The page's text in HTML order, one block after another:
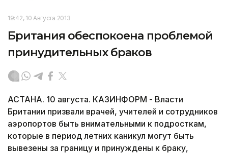
19:42, 10 Августа 2013
Британия обеспокоена проблемой
принудительных браков
АСТАНА. 10 августа. КАЗИНФОРМ - Власти
Британии призвали врачей, учителей и сотрудников
аэропортов быть внимательными к подросткам,
которые в период летних каникул могут быть
вывезены за границу и принуждены к браку,